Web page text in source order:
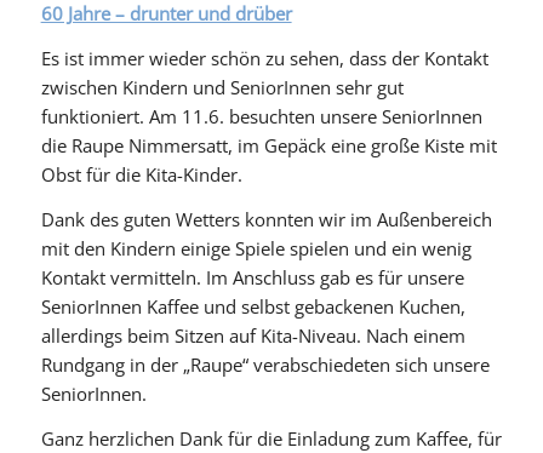
60 Jahre – drunter und drüber
Es ist immer wieder schön zu sehen, dass der Kontakt
zwischen Kindern und SeniorInnen sehr gut
funktioniert. Am 11.6. besuchten unsere SeniorInnen
die Raupe Nimmersatt, im Gepäck eine große Kiste mit
Obst für die Kita-Kinder.
Dank des guten Wetters konnten wir im Außenbereich
mit den Kindern einige Spiele spielen und ein wenig
Kontakt vermitteln. Im Anschluss gab es für unsere
SeniorInnen Kaffee und selbst gebackenen Kuchen,
allerdings beim Sitzen auf Kita-Niveau. Nach einem
Rundgang in der „Raupe“ verabschiedeten sich unsere
SeniorInnen.
Ganz herzlichen Dank für die Einladung zum Kaffee, für